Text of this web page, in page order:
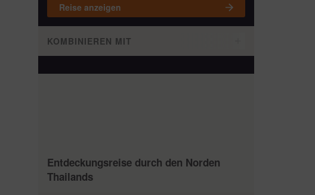
Reise anzeigen
KOMBINIEREN MIT
Entdeckungsreise durch den Norden
Thailands